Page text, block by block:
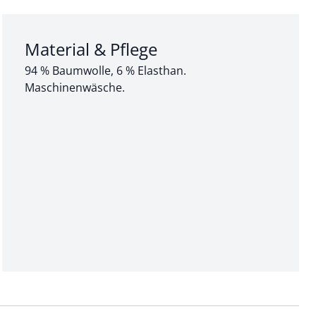
Abschnitt 3 von 3:
Material & Pflege
94 % Baumwolle, 6 % Elasthan.
Maschinenwäsche.